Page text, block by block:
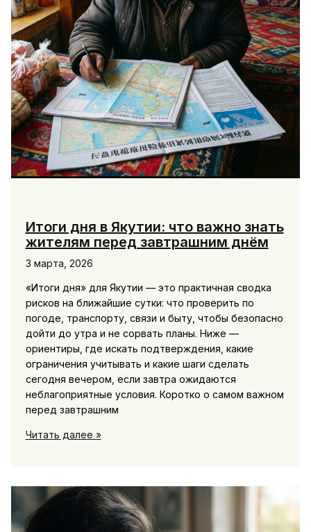
Итоги дня в Якутии: что важно знать
жителям перед завтрашним днём
3 марта, 2026
«Итоги дня» для Якутии — это практичная сводка
рисков на ближайшие сутки: что проверить по
погоде, транспорту, связи и быту, чтобы безопасно
дойти до утра и не сорвать планы. Ниже —
ориентиры, где искать подтверждения, какие
ограничения учитывать и какие шаги сделать
сегодня вечером, если завтра ожидаются
неблагоприятные условия. Коротко о самом важном
перед завтрашним
Итоги
важно
знать
Читать далее »